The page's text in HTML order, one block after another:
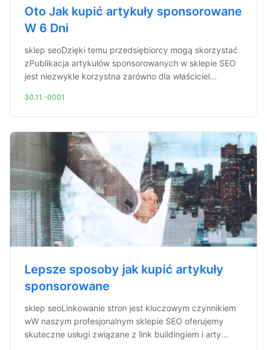
Oto Jak kupić artykuły sponsorowane
W 6 Dni
sklep seoDzięki temu przedsiębiorcy mogą skorzystać
zPublikacja artykułów sponsorowanych w sklepie SEO
jest niezwykle korzystna zarówno dla właściciel...
30.11.-0001
Lepsze sposoby jak kupić artykuły
sponsorowane
sklep seoLinkowanie stron jest kluczowym czynnikiem
wW naszym profesjonalnym sklepie SEO oferujemy
skuteczne usługi związane z link buildingiem i arty...